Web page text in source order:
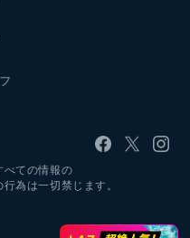
ての情報の
為は一切禁じます。